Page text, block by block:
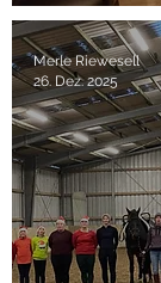
Merle Riewesell
26. Dez. 2025